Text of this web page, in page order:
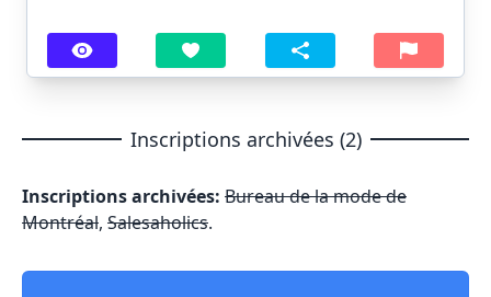
Inscriptions archivées (2)
Inscriptions archivées: Bureau de la mode de
Montréal, Salesaholics.